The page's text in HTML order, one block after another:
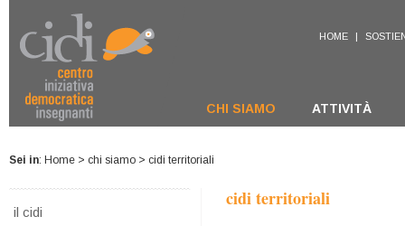
HOME |
CHI SIAMO ATTIVITÀ
Sei in: Home > chi siamo > cidi territoriali
il cidi
cidi territoriali